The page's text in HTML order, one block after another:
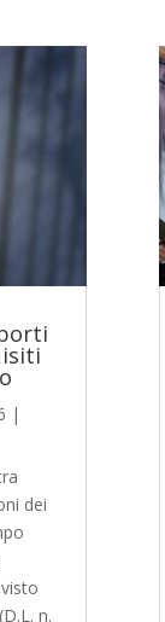
|
dei
n.